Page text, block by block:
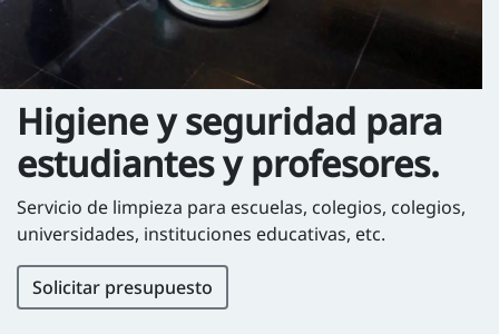
Higiene y seguridad para
estudiantes y profesores.
Servicio de limpieza para escuelas, colegios, colegios,
universidades, instituciones educativas, etc.
Solicitar presupuesto